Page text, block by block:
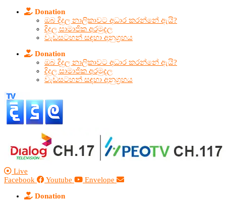
Donation
ඔබ දිදුල නාලිකාවට අධාර කරන්නේ ඇයි?
දිදුල සාමාජික අරමුදල
වැඩසටහන් සඳහා අනුග්‍රහය
Donation
ඔබ දිදුල නාලිකාවට අධාර කරන්නේ ඇයි?
දිදුල සාමාජික අරමුදල
වැඩසටහන් සඳහා අනුග්‍රහය
Live
Facebook
Youtube Envelope
Donation